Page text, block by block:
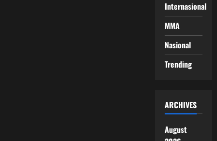
Internasional
MMA
Nasional
Trending
ARCHIVES
August